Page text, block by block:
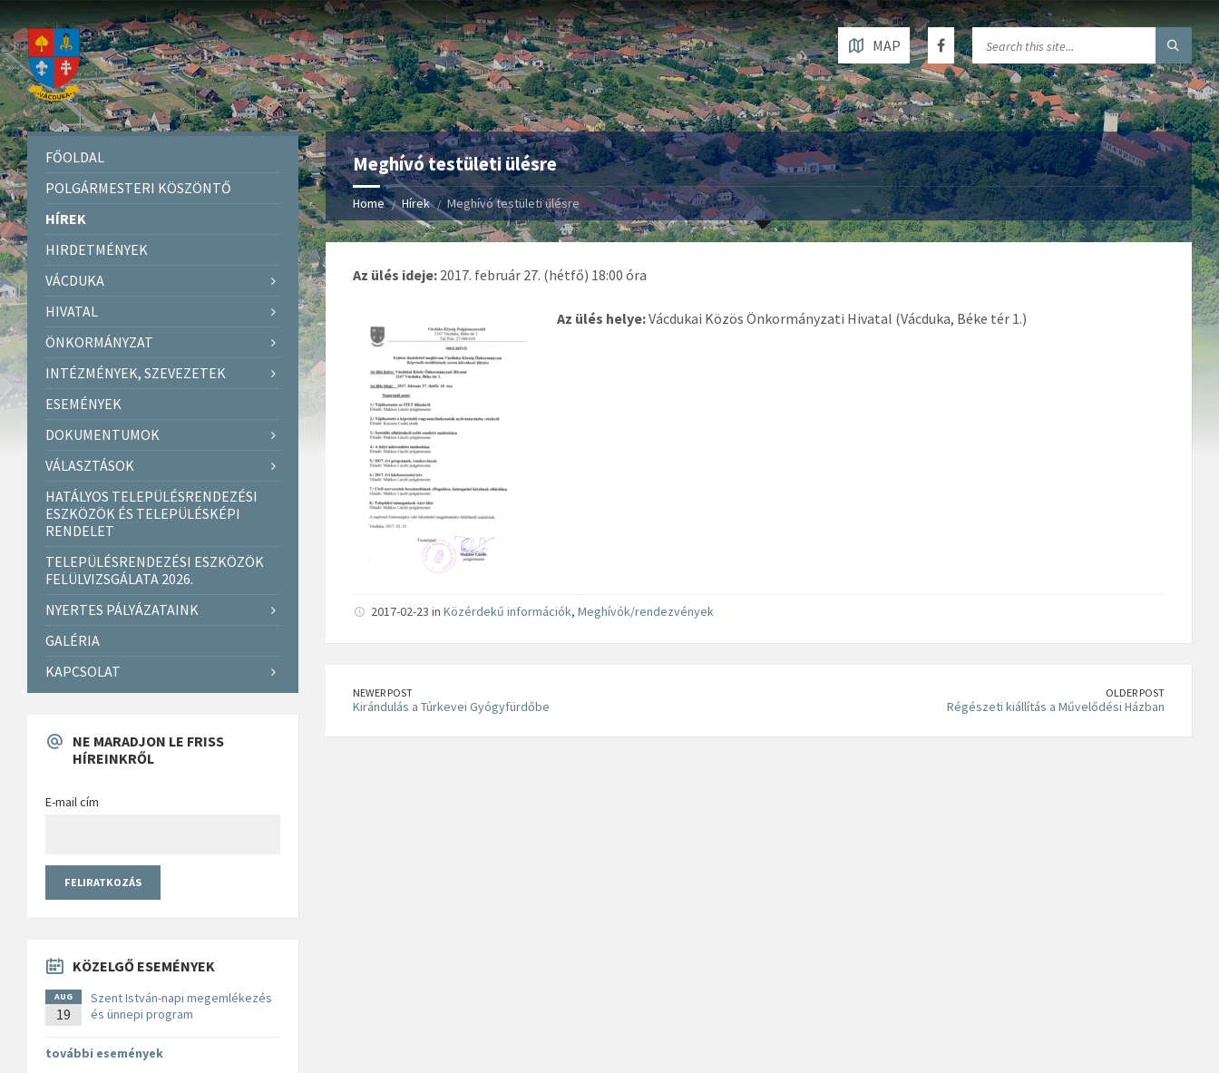
MAP
Meghívó testületi ülésre
Home Hírek Meghívó testületi ülésre
Az ülés ideje: 2017. február 27. (hétfő) 18:00 óra
Az ülés helye:Vácdukai Közös Önkormányzati Hivatal (Vácduka, Béke tér 1.)
2017-02-23 in Közérdekű információk, Meghívók/rendezvények
NEWER POST
Kirándulás a Túrkevei Gyógyfürdőbe
OLDER POST
Régészeti kiállítás a Művelődési Házban
FŐOLDAL
POLGÁRMESTERI KÖSZÖNTŐ
HÍREK
HIRDETMÉNYEK
VÁCDUKA
HIVATAL
ÖNKORMÁNYZAT
INTÉZMÉNYEK, SZEVEZETEK
ESEMÉNYEK
DOKUMENTUMOK
VÁLASZTÁSOK
HATÁLYOS TELEPÜLÉSRENDEZÉSI
ESZKÖZÖK ÉS TELEPÜLÉSKÉPI
RENDELET
TELEPÜLÉSRENDEZÉSI ESZKÖZÖK
FELÜLVIZSGÁLATA 2026.
NYERTES PÁLYÁZATAINK
GALÉRIA
KAPCSOLAT
NE MARADJON LE FRISS
HÍREINKRŐL
E-mail cím
KÖZELGŐ ESEMÉNYEK
AUG
19
Szent István-napi megemlékezés
és ünnepi program
további események